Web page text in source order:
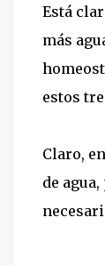
Está
más
estos
Claro,
de